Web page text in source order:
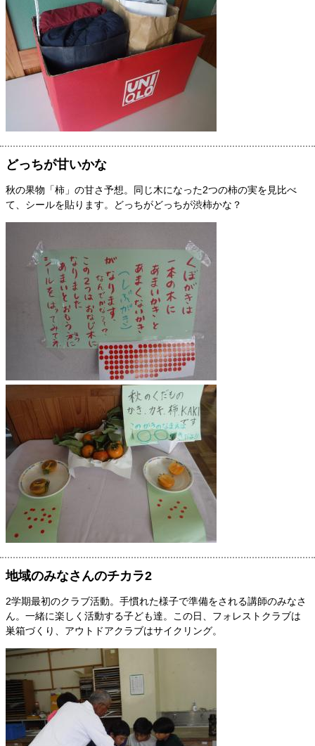
どっちが甘いかな
秋の果物「柿」の甘さ予想。同じ木になった2つの柿の実を見比べ
て、シールを貼ります。どっちがどっちが渋柿かな？
地域のみなさんのチカラ2
2学期最初のクラブ活動。手慣れた様子で準備をされる講師のみなさ
ん。一緒に楽しく活動する子ども達。この日、フォレストクラブは
巣箱づくり、アウトドアクラブはサイクリング。